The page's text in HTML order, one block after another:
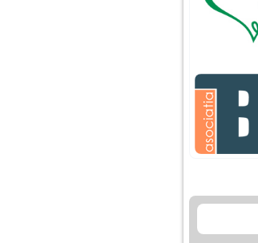
ei, am fost
egoista,
de
era mica
agresiva,
greseala
o palma
De 4 ani
serioasa cu
sa se